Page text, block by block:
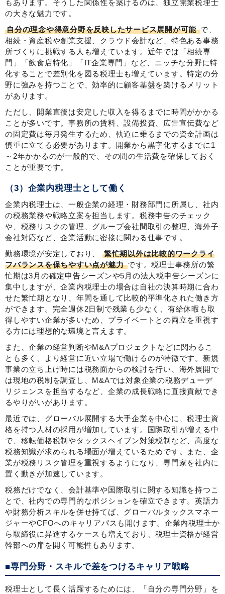
もあります。そうした関係性を築けるのは、独立開業税理士
の大きな魅力です。
自分の理念や得意分野を反映したサービス展開が可能で、
相続・資産税や創業支援、クラウド会計など、特色ある事務
所づくりに挑戦する人も増えています。近年では「相続専
門」「飲食店特化」「IT企業専門」など、ニッチな分野に特
化することで差別化を図る税理士も増えています。特定の分
野に強みを持つことで、効率的に顧客基盤を築けるメリット
があります。
ただし、開業直後は安定した収入を得るまでに時間がかかる
ことが多いです。事務所の賃料、設備投資、広告宣伝費など
の固定費は毎月発生するため、軌道に乗るまでの資金計画は
慎重に立てる必要があります。開業から黒字化するまでに1
～2年かかるのが一般的で、その間の生活費を確保しておく
ことが重要です。
（3）企業内税理士として働く
企業内税理士は、一般企業の経理・財務部門に所属し、社内
の税務業務や戦略立案を担当します。税務申告のチェック
や、税務リスクの管理、グループ会社間取引の整理、海外子
会社対応など、企業活動に密接に関わる仕事です。
勤務環境が安定しており、
繁忙期以外は比較的ワークライ
フバランスを保ちやすい点が魅力 です。税理士事務所の繁
忙期は3月の確定申告シーズンや5月の法人税申告シーズンに
集中しますが、企業内税理士の場合は自社の決算時期に合わ
せた繁忙期となり、年間を通して比較的平準化された働き方
ができます。完全週休2日制で残業も少なく、有給休暇も取
得しやすい企業が多いため、プライベートとの両立を重視す
る方には理想的な環境と言えます。
また、企業の経営判断やM&Aプロジェクトなどに関わるこ
とも多く、より経営に近い立場で働けるのが特徴です。新規
事業の立ち上げ時には税務面からの検討を行い、海外展開で
は現地の税制を調査し、M&Aでは対象企業の税務デューデ
リジェンスを担当するなど、企業の成長戦略に直接貢献でき
るやりがいがあります。
最近では、グローバル展開する大手企業を中心に、税理士資
格を持つ人材の採用が増加しています。国際取引が増える中
で、移転価格税制やタックスヘイブン対策税制など、高度な
税務知識が求められる場面が増えているためです。また、企
業が税務リスク管理を重視するようになり、専門家を社内に
置く動きが加速しています。
税務だけでなく、会計基準や国際取引に関する知識を持つこ
とで、社内での専門的なポジションを確立できます。英語力
や財務分析スキルを併せ持てば、グローバルタックスマネー
ジャーやCFOへのキャリアパスも開けます。企業内税理士か
ら取締役に昇進するケースも増えており、税理士資格が経営
幹部への扉を開く可能性もあります。
■専門分野・スキルで差をつけるキャリア戦略
税理士として長く活躍するためには、「自分の専門分野」を